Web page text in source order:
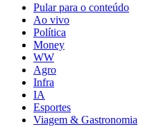
Pular para o conteúdo
Ao vivo
Política
Money
WW
Agro
Infra
IA
Esportes
Viagem & Gastronomia